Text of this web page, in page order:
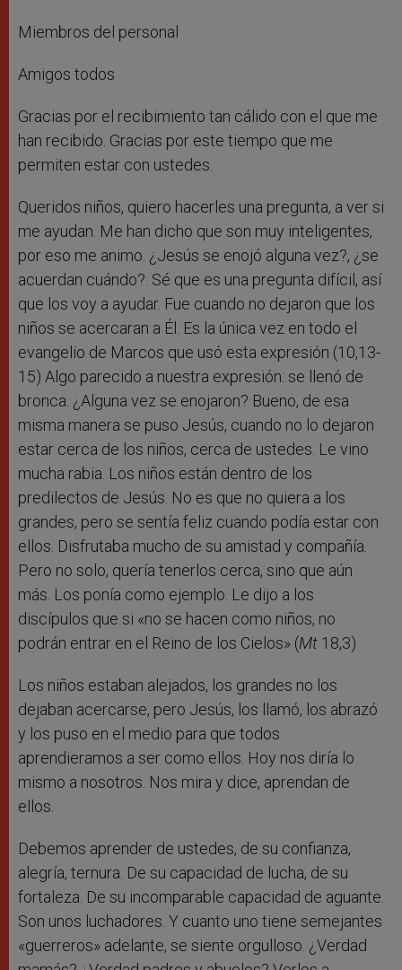
Miembros del personal
Amigos todos
Gracias por el recibimiento tan cálido con el que me
han recibido. Gracias por este tiempo que me
permiten estar con ustedes.
Queridos niños, quiero hacerles una pregunta, a ver si
me ayudan. Me han dicho que son muy inteligentes,
por eso me animo. ¿Jesús se enojó alguna vez?, ¿se
acuerdan cuándo?. Sé que es una pregunta difícil, así
que los voy a ayudar. Fue cuando no dejaron que los
niños se acercaran a Él. Es la única vez en todo el
evangelio de Marcos que usó esta expresión (10,13-
15) Algo parecido a nuestra expresión: se llenó de
bronca. ¿Alguna vez se enojaron? Bueno, de esa
misma manera se puso Jesús, cuando no lo dejaron
estar cerca de los niños, cerca de ustedes. Le vino
mucha rabia. Los niños están dentro de los
predilectos de Jesús. No es que no quiera a los
grandes, pero se sentía feliz cuando podía estar con
ellos. Disfrutaba mucho de su amistad y compañía.
Pero no solo, quería tenerlos cerca, sino que aún
más. Los ponía como ejemplo. Le dijo a los
discípulos que si «no se hacen como niños, no
podrán entrar en el Reino de los Cielos» (Mt 18,3)
Los niños estaban alejados, los grandes no los
dejaban acercarse, pero Jesús, los llamó, los abrazó
y los puso en el medio para que todos
aprendieramos a ser como ellos. Hoy nos diría lo
mismo a nosotros. Nos mira y dice, aprendan de
ellos.
Debemos aprender de ustedes, de su confianza,
alegría, ternura. De su capacidad de lucha, de su
fortaleza. De su incomparable capacidad de aguante.
Son unos luchadores. Y cuanto uno tiene semejantes
«guerreros» adelante, se siente orgulloso. ¿Verdad